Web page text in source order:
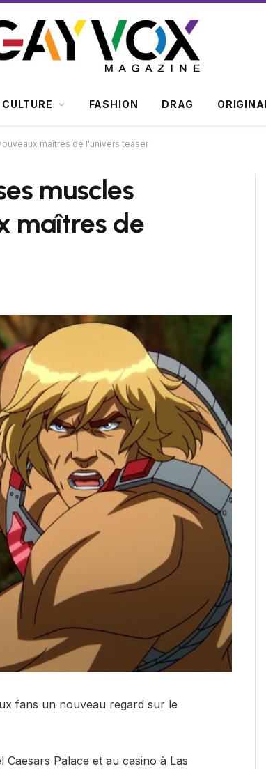
CULTURE FASHION DRAG
maîtres de l'univers teaser
muscles
maîtres de
fans un nouveau regard sur le
Palace et au casino à Las